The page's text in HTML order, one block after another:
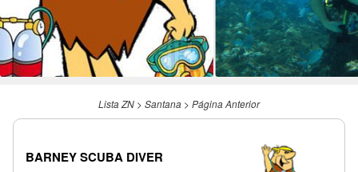
Lista ZN > Santana > Página Anterior
BARNEY SCUBA DIVER